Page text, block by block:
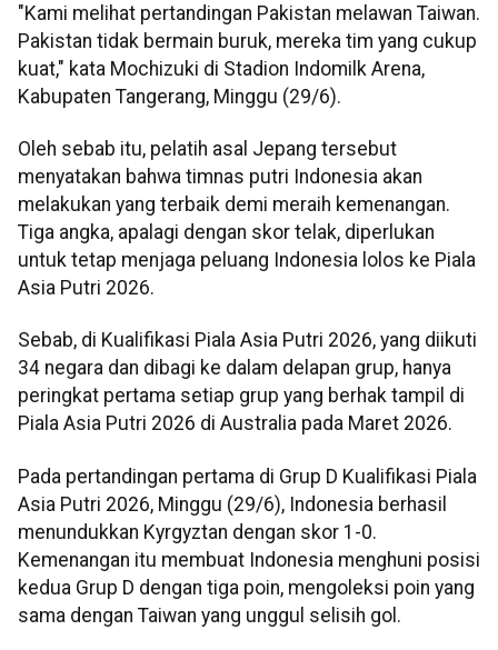
"Kami melihat pertandingan Pakistan melawan Taiwan.
Pakistan tidak bermain buruk, mereka tim yang cukup
kuat," kata Mochizuki di Stadion Indomilk Arena,
Kabupaten Tangerang, Minggu (29/6).
Oleh sebab itu, pelatih asal Jepang tersebut
menyatakan bahwa timnas putri Indonesia akan
melakukan yang terbaik demi meraih kemenangan.
Tiga angka, apalagi dengan skor telak, diperlukan
untuk tetap menjaga peluang Indonesia lolos ke Piala
Asia Putri 2026.
Sebab, di Kualifikasi Piala Asia Putri 2026, yang diikuti
34 negara dan dibagi ke dalam delapan grup, hanya
peringkat pertama setiap grup yang berhak tampil di
Piala Asia Putri 2026 di Australia pada Maret 2026.
Pada pertandingan pertama di Grup D Kualifikasi Piala
Asia Putri 2026, Minggu (29/6), Indonesia berhasil
menundukkan Kyrgyztan dengan skor 1-0.
Kemenangan itu membuat Indonesia menghuni posisi
kedua Grup D dengan tiga poin, mengoleksi poin yang
sama dengan Taiwan yang unggul selisih gol.